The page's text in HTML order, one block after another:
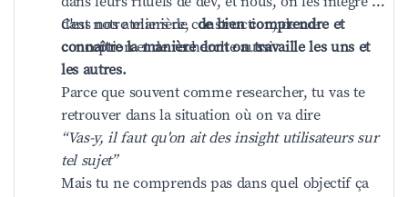
bouquins pour apprendre à le faire
correctement. J'ai ingurgité des dizaines de
bouquins en analyse sensorielle, en
marketing pour préparer mon étude.
Alors on a produit des vrais vélos, qu’on a
mis dans une vraie situation (dans un
magasin) avec de vraies testeuses
(recrutées). J'ai vu que statistiquement il
m'en fallait 200. Donc ca nous a couté cher.
dans nos ateliers de construction, de co-
conception et de recherche aussi.
C'est notre manière, de bien comprendre et
connaître la manière dont on travaille les uns et
les autres.
Parce que souvent comme researcher, tu vas te
﻿“Vas-y, il faut qu'on ait des insight utilisateurs sur
tel sujet”
Mais tu ne comprends pas dans quel objectif ça